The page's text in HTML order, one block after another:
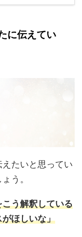
に伝えてい
たいと思ってい
う。
う解釈している
ほしいな」